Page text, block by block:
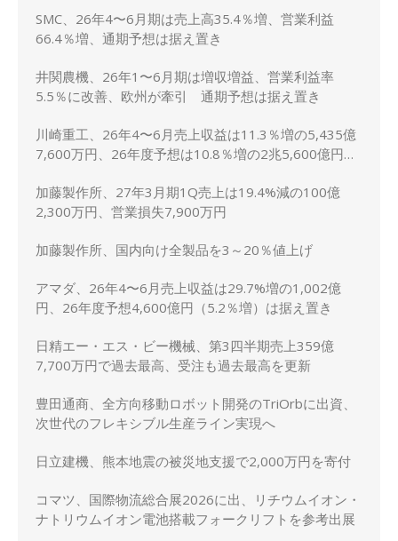
SMC、26年4〜6月期は売上高35.4％増、営業利益
66.4％増、通期予想は据え置き
井関農機、26年1〜6月期は増収増益、営業利益率
5.5％に改善、欧州が牽引 通期予想は据え置き
川崎重工、26年4〜6月売上収益は11.3％増の5,435億
7,600万円、26年度予想は10.8％増の2兆5,600億円に
加藤製作所、27年3月期1Q売上は19.4%減の100億
2,300万円、営業損失7,900万円
加藤製作所、国内向け全製品を3～20％値上げ
アマダ、26年4〜6月売上収益は29.7%増の1,002億
円、26年度予想4,600億円（5.2％増）は据え置き
日精エー・エス・ビー機械、第3四半期売上359億
7,700万円で過去最高、受注も過去最高を更新
豊田通商、全方向移動ロボット開発のTriOrbに出資、
次世代のフレキシブル生産ライン実現へ
日立建機、熊本地震の被災地支援で2,000万円を寄付
コマツ、国際物流総合展2026に出、リチウムイオン・
ナトリウムイオン電池搭載フォークリフトを参考出展